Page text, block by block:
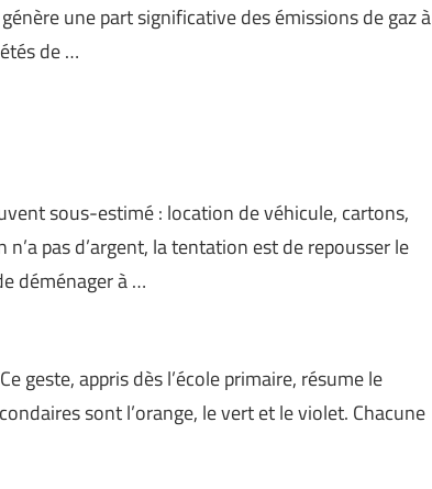
une part significative des émissions de gaz à
de …
sous-estimé : location de véhicule, cartons,
pas d’argent, la tentation est de repousser le
déménager à …
geste, appris dès l’école primaire, résume le
sont l’orange, le vert et le violet. Chacune